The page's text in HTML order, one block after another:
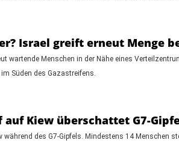
Israel greift erneut Menge
wartende Menschen in der Nähe eines
Süden des Gazastreifens.
Kiew überschattet G7-
während des G7-Gipfels. Mindestens 14 Menschen